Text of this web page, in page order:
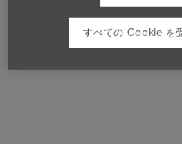
すべての Cookie を